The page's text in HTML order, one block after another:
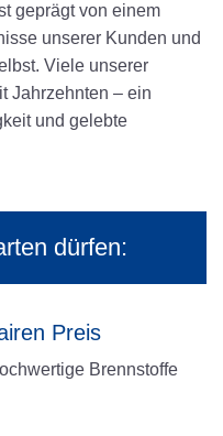
geprägt von einem
unserer Kunden und
Viele unserer
Jahrzehnten – ein
und gelebte
dürfen:
Preis
Brennstoffe